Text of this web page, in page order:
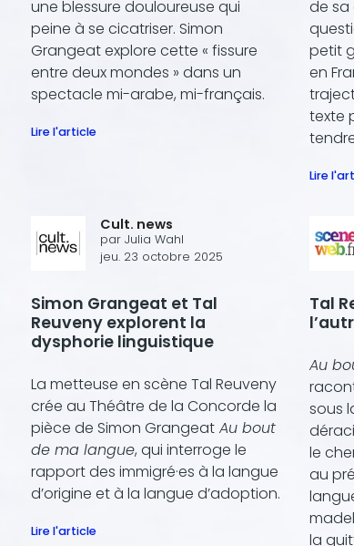
une blessure douloureuse qui
peine à se cicatriser. Simon
Grangeat explore cette « fissure
entre deux mondes » dans un
spectacle mi-arabe, mi-français.
Lire l'article
de sa
petit
en
texte
Lire
Cult. news
par Julia Wahl
jeu. 23 octobre 2025
Simon Grangeat et Tal
Reuveny explorent la
dysphorie linguistique
La metteuse en scène Tal Reuveny
crée au Théâtre de la Concorde la
pièce de Simon Grangeat Au bout
de ma langue, qui interroge le
rapport des immigré·es à la langue
d’origine et à la langue d’adoption.
Lire l'article
Tal
sous
le
au
la